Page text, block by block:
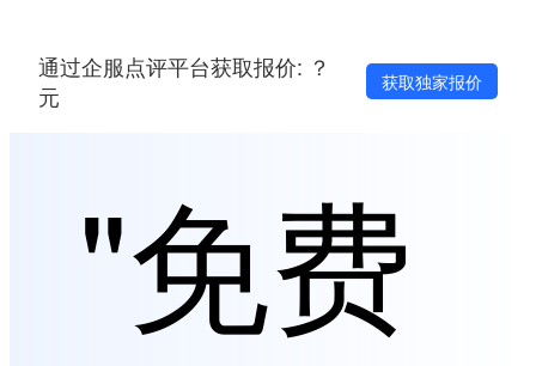
通过企服点评平台获取报价: ？
元
获取独家报价
"免费